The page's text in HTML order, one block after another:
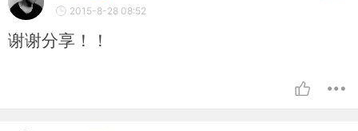
2015-8-28 08:52
谢谢分享！！